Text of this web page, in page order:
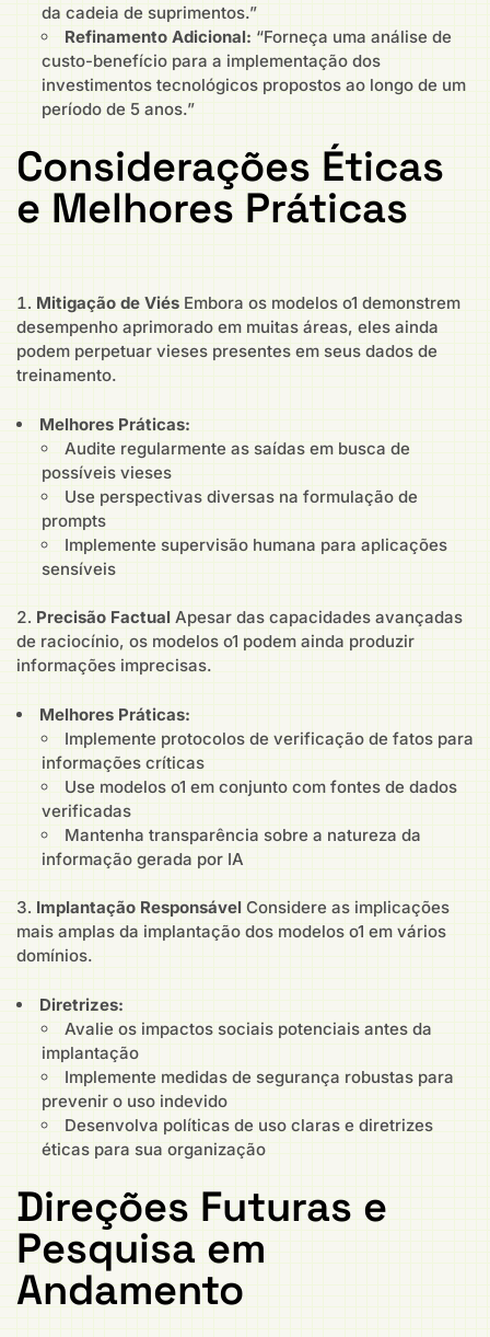
da cadeia de suprimentos.”
Refinamento Adicional: “Forneça uma análise de
custo-benefício para a implementação dos
investimentos tecnológicos propostos ao longo de um
período de 5 anos.”
Considerações Éticas
e Melhores Práticas
Mitigação de Viés Embora os modelos o1 demonstrem
desempenho aprimorado em muitas áreas, eles ainda
podem perpetuar vieses presentes em seus dados de
treinamento.
Melhores Práticas:
Audite regularmente as saídas em busca de
possíveis vieses
Use perspectivas diversas na formulação de
prompts
Implemente supervisão humana para aplicações
sensíveis
Precisão Factual Apesar das capacidades avançadas
de raciocínio, os modelos o1 podem ainda produzir
informações imprecisas.
Melhores Práticas:
Implemente protocolos de verificação de fatos para
informações críticas
Use modelos o1 em conjunto com fontes de dados
verificadas
Mantenha transparência sobre a natureza da
informação gerada por IA
Implantação Responsável Considere as implicações
mais amplas da implantação dos modelos o1 em vários
domínios.
Diretrizes:
Avalie os impactos sociais potenciais antes da
implantação
Implemente medidas de segurança robustas para
prevenir o uso indevido
Desenvolva políticas de uso claras e diretrizes
éticas para sua organização
Direções Futuras e
Pesquisa em
Andamento